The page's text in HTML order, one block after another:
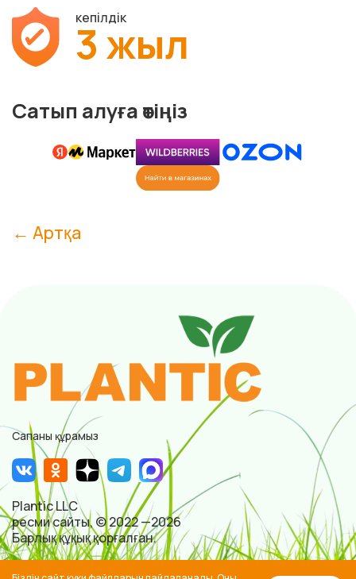
кепілдік
3 жыл
Сатып алуға өтіңіз
← Артқа
Сапаны құрамыз
Plantic LLC
ресми сайты, © 2022 —2026
Барлық құқық қорғалған.